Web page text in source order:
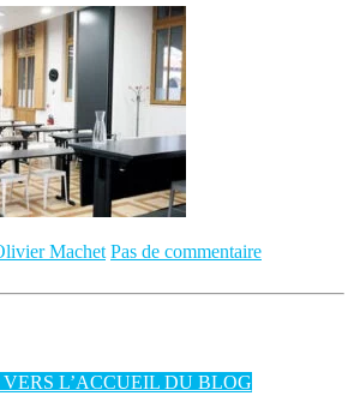
Machet Pas de commentaire
L’ACCUEIL DU BLOG